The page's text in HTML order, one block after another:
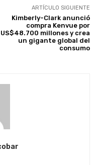
ARTÍCULO SIGUIENTE
Kimberly-Clark anunció
compra Kenvue por
US$48.700 millones y crea
un gigante global del
consumo